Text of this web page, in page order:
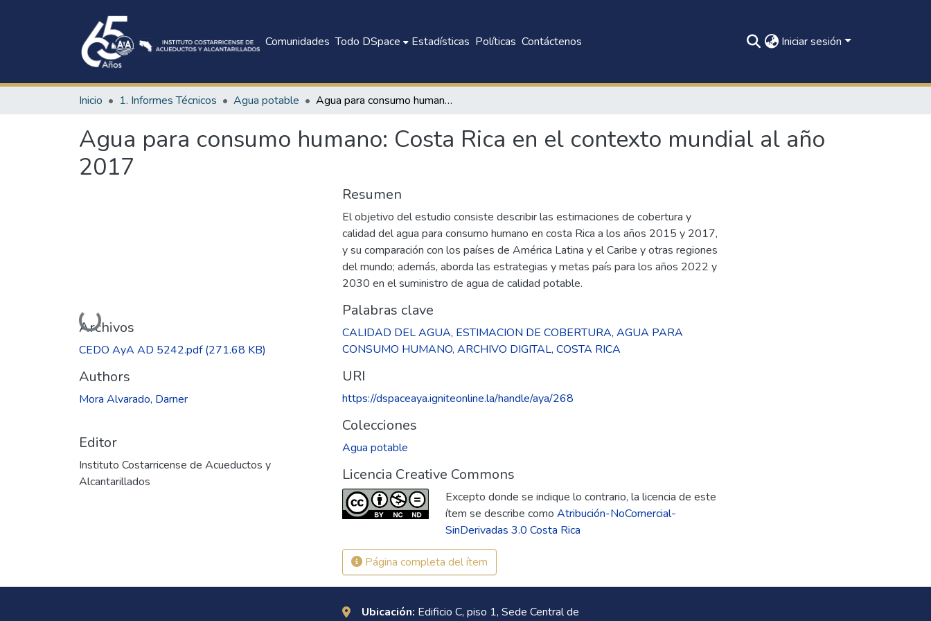
Comunidades Todo DSpace Estadísticas Políticas Contáctenos Iniciar sesión
Inicio 1. Informes Técnicos Agua potable Agua para consumo humano: Costa Rica en el contexto mundial al año 2017
Agua para consumo humano: Costa Rica en el contexto mundial al año
2017
Cargando...
Archivos
CEDO AyA AD 5242.pdf(271.68 KB)
Authors
Mora Alvarado, Darner
Editor
Instituto Costarricense de Acueductos y
Alcantarillados
Resumen
El objetivo del estudio consiste describir las estimaciones de cobertura y
calidad del agua para consumo humano en costa Rica a los años 2015 y 2017,
y su comparación con los países de América Latina y el Caribe y otras regiones
del mundo; además, aborda las estrategias y metas país para los años 2022 y
2030 en el suministro de agua de calidad potable.
Palabras clave
CALIDAD DEL AGUA, ESTIMACION DE COBERTURA, AGUA PARA
CONSUMO HUMANO, ARCHIVO DIGITAL, COSTA RICA
URI
https://dspaceaya.igniteonline.la/handle/aya/268
Colecciones
Agua potable
Licencia Creative Commons
Excepto donde se indique lo contrario, la licencia de este
ítem se describe como Atribución-NoComercial-
SinDerivadas 3.0 Costa Rica
Página completa del ítem
Ubicación: Edificio C, piso 1, Sede Central de